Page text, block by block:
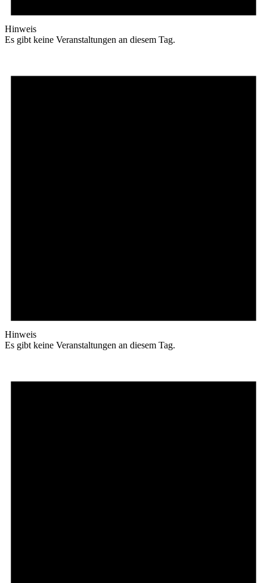
Hinweis
Es gibt keine Veranstaltungen an diesem Tag.
Hinweis
Es gibt keine Veranstaltungen an diesem Tag.